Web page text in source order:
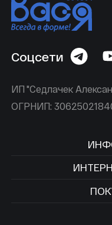
ИП "Седлачек
ОГРНИП:
Соцсети